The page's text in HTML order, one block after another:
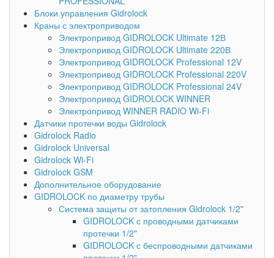
Блоки управления Gidrolock
Краны с электроприводом
Электропривод GIDROLOCK Ultimate 12В
Электропривод GIDROLOCK Ultimate 220В
Электропривод GIDROLOCK Professional 12V
Электропривод GIDROLOCK Professional 220V
Электропривод GIDROLOCK Professional 24V
Электропривод GIDROLOCK WINNER
Электропривод WINNER RADIO Wi-Fi
Датчики протечки воды Gidrolock
Gidrolock Radio
Gidrolock Universal
Gidrolock Wi-Fi
Gidrolock GSM
Дополнительное оборудование
GIDROLOCK по диаметру трубы
Система защиты от затопления Gidrolock 1/2"
GIDROLOCK с проводными датчиками
протечки 1/2"
GIDROLOCK с беспроводными датчиками